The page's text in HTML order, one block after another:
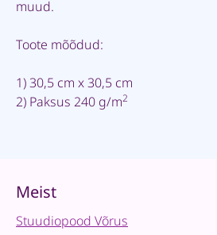
muud.
Toote mõõdud:
1) 30,5 cm x 30,5 cm
2) Paksus 240 g/m2
Meist
Stuudiopood Võrus